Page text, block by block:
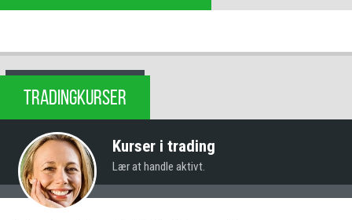
TRADINGKURSER
Kurser i trading
Lær at handle aktivt.